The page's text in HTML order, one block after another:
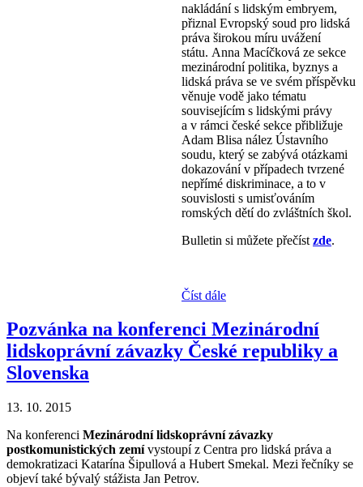
nakládání s lidským embryem,
přiznal Evropský soud pro lidská
práva širokou míru uvážení
státu. Anna Macíčková ze sekce
mezinárodní politika, byznys a
lidská práva se ve svém příspěvku
věnuje vodě jako tématu
souvisejícím s lidskými právy
a v rámci české sekce přibližuje
Adam Blisa nález Ústavního
soudu, který se zabývá otázkami
dokazovánív případech tvrzené
nepřímé diskriminace, a to v
souvislosti s umisťováním
romských dětí do zvláštních škol.
Bulletin si můžete přečíst zde.
Číst dále
Pozvánka na konferenci Mezinárodní
lidskoprávní závazky České republiky a
Slovenska
13. 10. 2015
Na konferenci Mezinárodní lidskoprávní závazky
postkomunistických zemívystoupí z Centra pro lidská práva a
demokratizaci Katarína Šipullová a Hubert Smekal. Mezi řečníky se
objeví také bývalý stážista Jan Petrov.